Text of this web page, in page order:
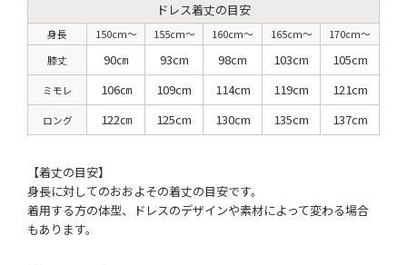
ドレス着丈の目安
身長 150cm〜 155cm〜 160cm〜 165cm〜
170cm〜
膝丈
90㎝ 93cm 98cm 103cm 105cm
ミモレ 106㎝ 109cm 114cm 119cm 121cm
ロング 122㎝ 125cm 130cm 135cm 137cm
【着丈の目安】
身長に対してのおおよその着丈の目安です。
着用する方の体型、ドレスのデザインや素材によって変わる場合
もあります。